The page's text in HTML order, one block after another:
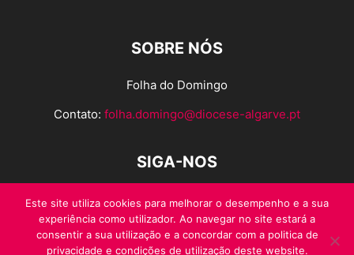
SOBRE NÓS
Folha do Domingo
Contato: folha.domingo@diocese-algarve.pt
SIGA-NOS
Este site utiliza cookies para melhorar o desempenho e a sua
experiência como utilizador. Ao navegar no site estará a
consentir a sua utilização e a concordar com a politica de
privacidade e condições de utilização deste website.